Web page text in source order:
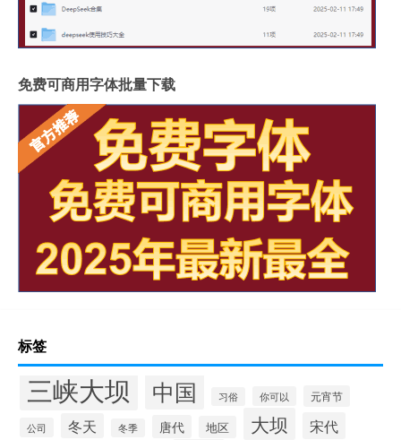
免费可商用字体批量下载
标签
三峡大坝 中国 习俗 你可以 元宵节
公司 冬天 冬季 唐代 地区 大坝 宋代